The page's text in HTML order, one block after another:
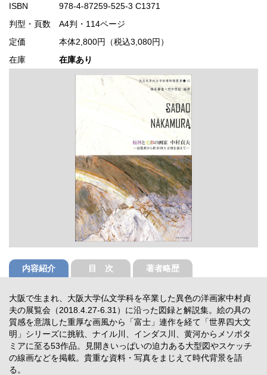
ISBN
978-4-87259-525-3 C1371
判型・頁数 A4判・114ページ
定価
本体2,800円（税込3,080円）
在庫
在庫あり
内容紹介 目 次 著者略歴
大阪で生まれ、大阪大学仏文学科を卒業した異色の洋画家中村貞
夫の展覧会（2018.4.27-6.31）に沿った図録と解説集。絵の具の
質感を意識した重厚な画風から「富士」連作を経て「世界四大文
明」シリーズに挑戦、ナイル川、インダス川、黄河からメソポタ
ミアに至る53作品。見開きいっぱいの迫力ある大型図やスケッチ
の線画などを掲載。貴重な資料・写真をまじえて時代背景を語
る。